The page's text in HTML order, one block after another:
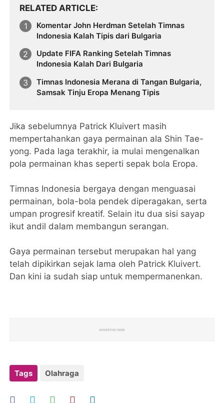
RELATED ARTICLE
Komentar John Herdman Setelah Timnas
Indonesia Kalah Tipis dari Bulgaria
Update FIFA Ranking Setelah Timnas
Indonesia Kalah Dari Bulgaria
Timnas Indonesia Merana di Tangan Bulgaria,
Samsak Tinju Eropa Menang Tipis
Jika sebelumnya Patrick Kluivert masih
mempertahankan gaya permainan ala Shin Tae-
yong. Pada laga terakhir, ia mulai mengenalkan
pola permainan khas seperti sepak bola Eropa.
Timnas Indonesia bergaya dengan menguasai
permainan, bola-bola pendek diperagakan, serta
umpan progresif kreatif. Selain itu dua sisi sayap
ikut andil dalam membangun serangan.
Gaya permainan tersebut merupakan hal yang
telah dipikirkan sejak lama oleh Patrick Kluivert.
Dan kini ia sudah siap untuk mempermanenkan.
Tags Olahraga